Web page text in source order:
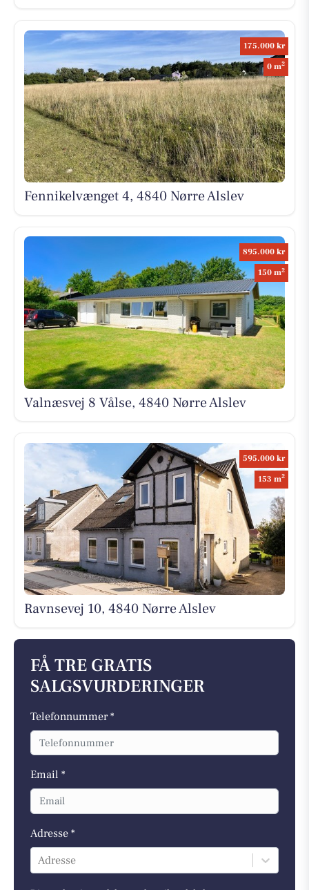
175.000 kr
0 m2
Fennikelvænget 4, 4840 Nørre Alslev
895.000 kr
150 m2
Valnæsvej 8 Vålse, 4840 Nørre Alslev
595.000 kr
153 m2
Ravnsevej 10, 4840 Nørre Alslev
FÅ TRE GRATIS
SALGSVURDERINGER
Telefonnummer *
Email *
Adresse *
Adresse